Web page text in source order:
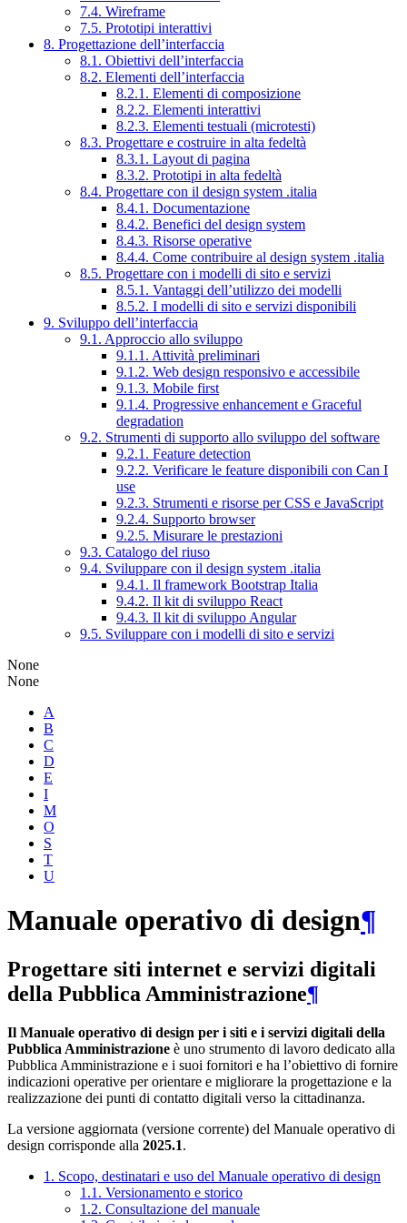
7.4. Wireframe
7.5. Prototipi interattivi
8. Progettazione dell’interfaccia
8.1. Obiettivi dell’interfaccia
8.2. Elementi dell’interfaccia
8.2.1. Elementi di composizione
8.2.2. Elementi interattivi
8.2.3. Elementi testuali (microtesti)
8.3. Progettare e costruire in alta fedeltà
8.3.1. Layout di pagina
8.3.2. Prototipi in alta fedeltà
8.4. Progettare con il design system .italia
8.4.1. Documentazione
8.4.2. Benefici del design system
8.4.3. Risorse operative
8.4.4. Come contribuire al design system .italia
8.5. Progettare con i modelli di sito e servizi
8.5.1. Vantaggi dell’utilizzo dei modelli
8.5.2. I modelli di sito e servizi disponibili
9. Sviluppo dell’interfaccia
9.1. Approccio allo sviluppo
9.1.1. Attività preliminari
9.1.2. Web design responsivo e accessibile
9.1.3. Mobile first
9.1.4. Progressive enhancement e Graceful
degradation
9.2. Strumenti di supporto allo sviluppo del software
9.2.1. Feature detection
9.2.2. Verificare le feature disponibili con Can I
use
9.2.3. Strumenti e risorse per CSS e JavaScript
9.2.4. Supporto browser
9.2.5. Misurare le prestazioni
9.3. Catalogo del riuso
9.4. Sviluppare con il design system .italia
9.4.1. Il framework Bootstrap Italia
9.4.2. Il kit di sviluppo React
9.4.3. Il kit di sviluppo Angular
9.5. Sviluppare con i modelli di sito e servizi
None
None
A
B
C
D
E
I
M
O
S
T
U
Manuale operativo di design¶
Progettare siti internet e servizi digitali
della Pubblica Amministrazione¶
Il Manuale operativo di design per i siti e i servizi digitali della
Pubblica Amministrazione è uno strumento di lavoro dedicato alla
Pubblica Amministrazione e i suoi fornitori e ha l’obiettivo di fornire
indicazioni operative per orientare e migliorare la progettazione e la
realizzazione dei punti di contatto digitali verso la cittadinanza.
La versione aggiornata (versione corrente) del Manuale operativo di
design corrisponde alla 2025.1.
1. Scopo, destinatari e uso del Manuale operativo di design
1.1. Versionamento e storico
1.2. Consultazione del manuale